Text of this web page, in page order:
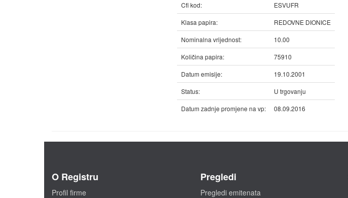
Cfi kod:
ESVUFR
Klasa papira:
REDOVNE DIONICE
Nominalna vrijednost:
10.00
Količina papira:
75910
Datum emisije:
19.10.2001
Status:
U trgovanju
Datum zadnje promjene na vp:
08.09.2016
O Registru
Profil firme
Pregledi
Pregledi emitenata